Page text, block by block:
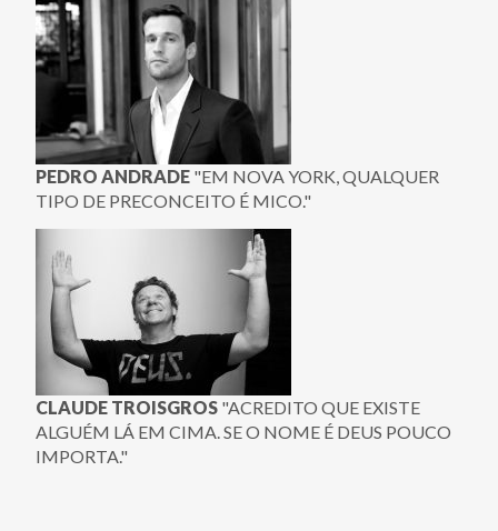
PEDRO ANDRADE "EM NOVA YORK, QUALQUER
TIPO DE PRECONCEITO É MICO."
CLAUDE TROISGROS "ACREDITO QUE EXISTE
ALGUÉM LÁ EM CIMA. SE O NOME É DEUS POUCO
IMPORTA."